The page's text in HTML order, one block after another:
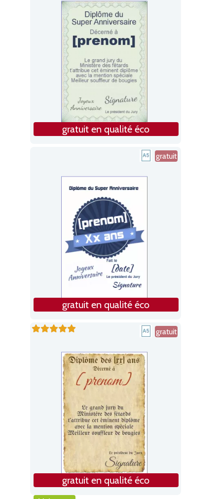
gratuit en qualité éco
gratuit
gratuit en qualité éco
gratuit
gratuit en qualité éco